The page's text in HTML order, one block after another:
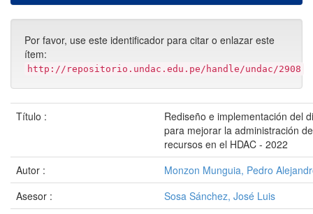
Por favor, use este identificador para citar o enlazar este
ítem:
http://repositorio.undac.edu.pe/handle/undac/2908
Título :
Rediseño e implementación del
para mejorar la administración
recursos en el HDAC - 2022
Autor :
Monzon Munguia, Pedro
Asesor :
Sosa Sánchez, José Luis